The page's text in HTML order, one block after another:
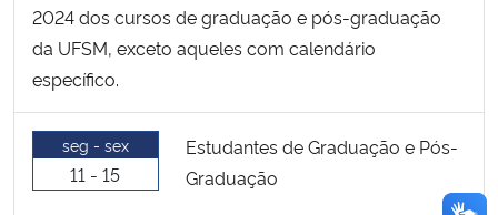
2024 dos cursos de graduação e pós-graduação
da UFSM, exceto aqueles com calendário
específico.
seg - sex
11 - 15
Estudantes de Graduação e Pós-
Graduação